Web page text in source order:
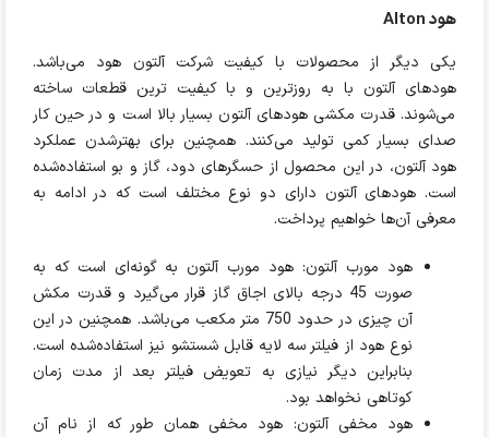
هود Alton
یکی دیگر از محصولات با کیفیت شرکت آلتون هود می‌باشد.
هودهای آلتون با به روزترین و با کیفیت ترین قطعات ساخته
می‌شوند. قدرت مکشی هودهای آلتون بسیار بالا است و در حین کار
صدای بسیار کمی تولید می‌کنند. همچنین برای بهترشدن عملکرد
هود آلتون، در این محصول از حسگرهای دود، گاز و بو استفاده‌شده
است. هودهای آلتون دارای دو نوع مختلف است که در ادامه به
معرفی آن‌ها خواهیم پرداخت.
هود مورب آلتون: هود مورب آلتون به گونه‌ای است که به
صورت 45 درجه بالای اجاق گاز قرار می‌گیرد و قدرت مکش
آن چیزی در حدود 750 متر مکعب می‌باشد. همچنین در این
نوع هود از فیلتر سه لایه قابل شستشو نیز استفاده‌شده است.
بنابراین دیگر نیازی به تعویض فیلتر بعد از مدت زمان
کوتاهی نخواهد بود.
هود مخفی آلتون: هود مخفی همان طور که از نام آن